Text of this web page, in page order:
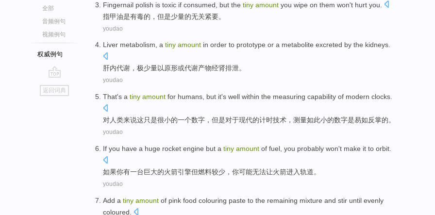
全部
音频例句
视频例句
权威例句
go
top
返回词典
Fingernail polish is toxic if consumed, but the tiny amount you wipe on them won't hurt you.
指甲油是有毒的， 但是少量的无关紧要。
youdao
Liver metabolism, a tiny amount in order to prototype or a metabolite excreted by the kidneys.
肝内代谢 ， 极少量以原形或代谢产物经肾排泄。
youdao
That's a tiny amount for humans but it's well within the measuring capability of modern clocks
对人类来说这只是很小的一个数字 ， 但是对于现代的计时技术， 测量如此小的数字是易如反掌的。
youdao
If you have a huge rocket engine but a tiny amount of fuel , you probably won't make it to orbit
如果你有一台巨大的火箭引擎但燃料较少 ，你可能无法让火箭进入轨道。
youdao
Add a tiny amount of pink food colouring paste to the remaining mixture and stir until evenly
coloured